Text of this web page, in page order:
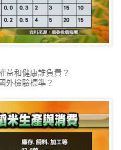
益和健康誰負責？
外檢驗標準？